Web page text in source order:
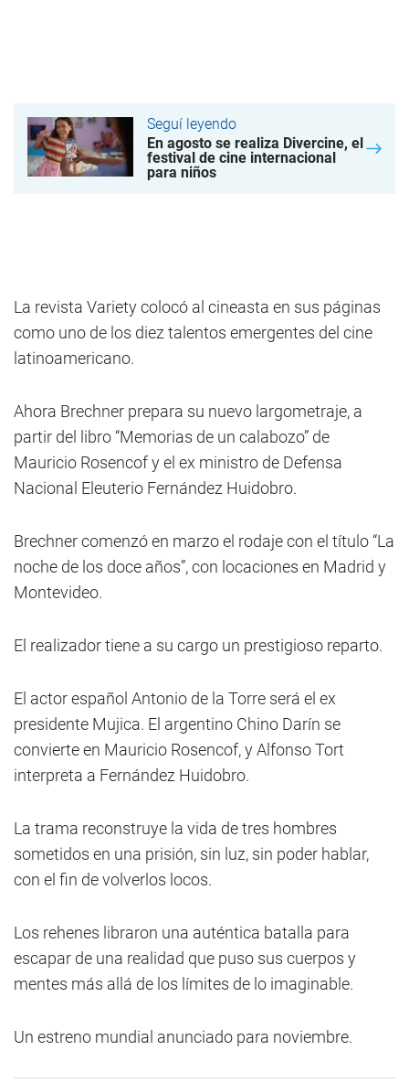
Seguí leyendo
En agosto se realiza Divercine, el
festival de cine internacional
para niños
La revista Variety colocó al cineasta en sus páginas
como uno de los diez talentos emergentes del cine
latinoamericano.
Ahora Brechner prepara su nuevo largometraje, a
partir del libro “Memorias de un calabozo” de
Mauricio Rosencof y el ex ministro de Defensa
Nacional Eleuterio Fernández Huidobro.
Brechner comenzó en marzo el rodaje con el título “La
noche de los doce años”, con locaciones en Madrid y
Montevideo.
El realizador tiene a su cargo un prestigioso reparto.
El actor español Antonio de la Torre será el ex
presidente Mujica. El argentino Chino Darín se
convierte en Mauricio Rosencof, y Alfonso Tort
interpreta a Fernández Huidobro.
La trama reconstruye la vida de tres hombres
sometidos en una prisión, sin luz, sin poder hablar,
con el fin de volverlos locos.
Los rehenes libraron una auténtica batalla para
escapar de una realidad que puso sus cuerpos y
mentes más allá de los límites de lo imaginable.
Un estreno mundial anunciado para noviembre.